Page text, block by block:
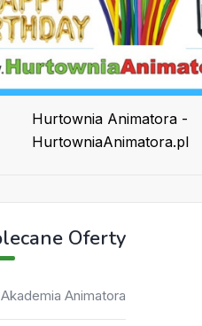
Hurtownia Animatora -
HurtowniaAnimatora.pl
Oferty
Akademia Animatora